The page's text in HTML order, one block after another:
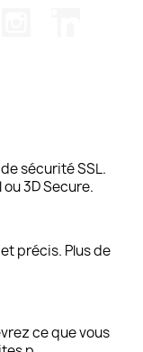
sécurité SSL.
3D Secure.
précis. Plus de
ce que vous